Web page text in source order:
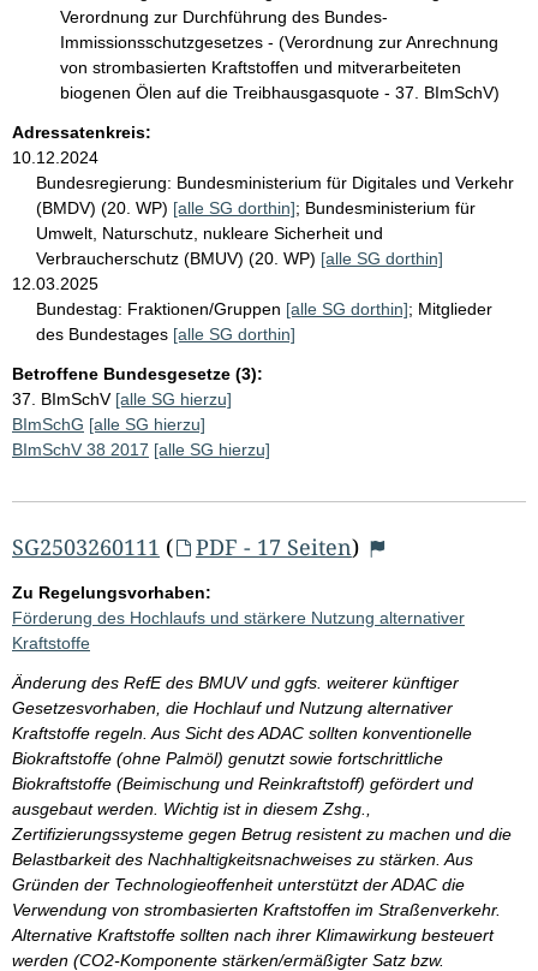
Verordnung zur Durchführung des Bundes-
Immissionsschutzgesetzes - (Verordnung zur Anrechnung
von strombasierten Kraftstoffen und mitverarbeiteten
biogenen Ölen auf die Treibhausgasquote - 37. BImSchV)
Adressatenkreis:
10.12.2024
Bundesregierung: Bundesministerium für Digitales und Verkehr
(BMDV) (20. WP) [alle SG dorthin]; Bundesministerium für
Umwelt, Naturschutz, nukleare Sicherheit und
Verbraucherschutz (BMUV) (20. WP) [alle SG dorthin]
12.03.2025
Bundestag: Fraktionen/Gruppen [alle SG dorthin]; Mitglieder
des Bundestages [alle SG dorthin]
Betroffene Bundesgesetze (3):
37. BImSchV [alle SG hierzu]
BImSchG [alle SG hierzu]
BImSchV 38 2017 [alle SG hierzu]
SG2503260111 ( PDF - 17 Seiten)
Zu Regelungsvorhaben:
Förderung des Hochlaufs und stärkere Nutzung alternativer
Kraftstoffe
Änderung des RefE des BMUV und ggfs. weiterer künftiger
Gesetzesvorhaben, die Hochlauf und Nutzung alternativer
Kraftstoffe regeln. Aus Sicht des ADAC sollten konventionelle
Biokraftstoffe (ohne Palmöl) genutzt sowie fortschrittliche
Biokraftstoffe (Beimischung und Reinkraftstoff) gefördert und
ausgebaut werden. Wichtig ist in diesem Zshg.,
Zertifizierungssysteme gegen Betrug resistent zu machen und die
Belastbarkeit des Nachhaltigkeitsnachweises zu stärken. Aus
Gründen der Technologieoffenheit unterstützt der ADAC die
Verwendung von strombasierten Kraftstoffen im Straßenverkehr.
Alternative Kraftstoffe sollten nach ihrer Klimawirkung besteuert
werden (CO2-Komponente stärken/ermäßigter Satz bzw.